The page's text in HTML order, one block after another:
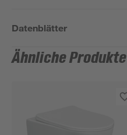
Datenblätter
Ähnliche Produkte